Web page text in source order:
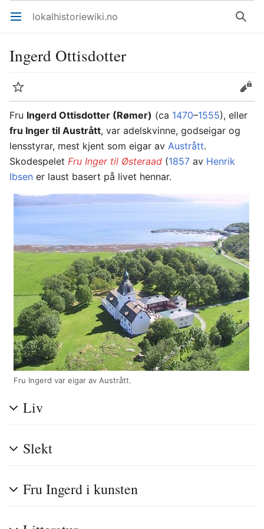
Åpne hovedmenyen lokalhistoriewiki.no Søk
Ingerd Ottisdotter
Overvåk
Rediger
Fru Ingerd Ottisdotter (Rømer) (ca 1470–1555), eller
fru Inger til Austrått, var adelskvinne, godseigar og
lensstyrar, mest kjent som eigar av Austrått.
Skodespelet Fru Inger til Østeraad (1857 av Henrik
Ibsen er laust basert på livet hennar.
Fru Ingerd var eigar av Austrått.
Liv
Slekt
Fru Ingerd i kunsten